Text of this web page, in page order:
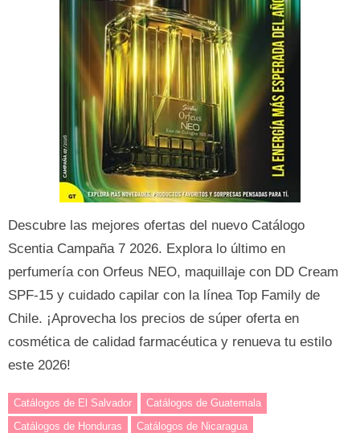
Descubre las mejores ofertas del nuevo Catálogo
Scentia Campaña 7 2026. Explora lo último en
perfumería con Orfeus NEO, maquillaje con DD Cream
SPF-15 y cuidado capilar con la línea Top Family de
Chile. ¡Aprovecha los precios de súper oferta en
cosmética de calidad farmacéutica y renueva tu estilo
este 2026!
Catálogos de El Salvador
Catálogos de Guatemala
Catálogos de Honduras
Catálogos de Nicaragua